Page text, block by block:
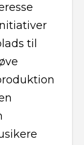
til